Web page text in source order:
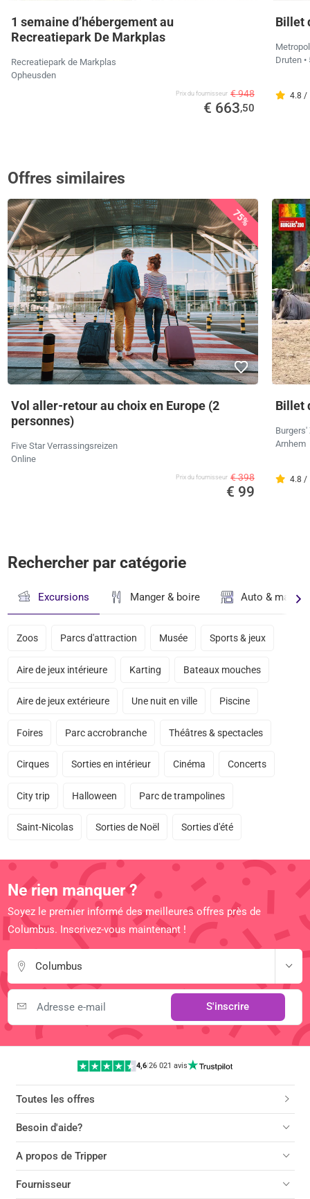
1 semaine d’hébergement au
Recreatiepark De Markplas
Recreatiepark de Markplas
Opheusden
Prix ​​du fournisseur € 948
€ 663,50
Billet
Druten
4.8 /
Offres similaires
75%
Vol aller-retour au choix en Europe (2
personnes)
Five Star Verrassingsreizen
Online
Prix ​​du fournisseur € 398
€ 99
Billet
Burgers'
Arnhem
4.8 /
Rechercher par catégorie
Excursions Manger & boire Auto &
Zoos Parcs d'attraction Musée Sports & jeux
Aire de jeux intérieure Karting Bateaux mouches
Aire de jeux extérieure Une nuit en ville Piscine
Foires Parc accrobranche Théâtres & spectacles
Cirques Sorties en intérieur Cinéma Concerts
City trip Halloween Parc de trampolines
Saint-Nicolas Sorties de Noël Sorties d'été
Ne rien manquer ?
Soyez le premier informé des meilleures offres près de
Columbus. Inscrivez-vous maintenant !
Columbus
S'inscrire
4,6 |26 021 avis
Toutes les offres
Besoin d'aide?
A propos de Tripper
Fournisseur